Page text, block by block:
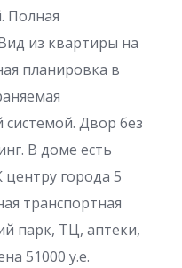
Полная
из квартиры на
планировка в
системой. Двор без
В доме есть
города 5
транспортная
парк, ТЦ, аптеки,
51000 у.е.